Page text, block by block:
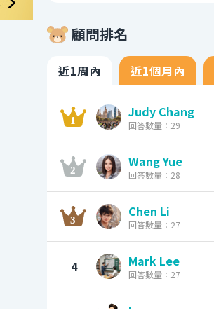
顧問排名
近1周內 近1個月內
Judy Chang
回答數量：29
Wang Yue
回答數量：28
Chen Li
回答數量：27
4 Mark Lee
回答數量：27